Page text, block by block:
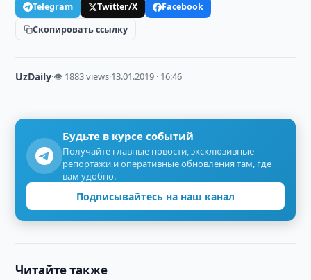
Telegram Twitter/X
Facebook
Скопировать ссылку
UzDaily·👁 1883 views·13.01.2019 · 16:46
Будьте в курсе событий
Получайте главные новости, эксклюзивные
репортажи и оперативные обновления там, где
вам удобно.
Подписывайтесь на наш канал
Читайте также